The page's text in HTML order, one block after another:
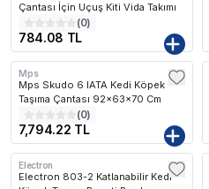
Çantası İçin Uçuş Kiti Vida Takımı
(0)
784.08 TL
Mps
Mps Skudo 6 IATA Kedi Köpek
Taşıma Çantası 92x63x70 Cm
(0)
7,794.22 TL
Electron
Electron 803-2 Katlanabilir Kedi